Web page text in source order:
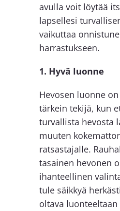
avulla voit löytää
lapsellesi
vaikuttaa
harrastukseen.
1. Hyvä luonne
Hevosen luonne
tärkein tekijä, kun
turvallista hevosta
muuten
ratsastajalle.
tasainen hevonen
ihanteellinen
tule säikkyä
oltava